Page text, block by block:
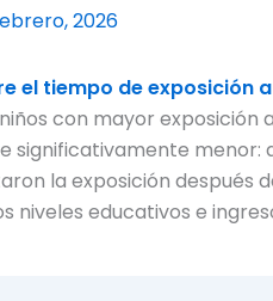
2026
el tiempo de exposición
con mayor
significativamente menor:
la exposición después
niveles educativos e